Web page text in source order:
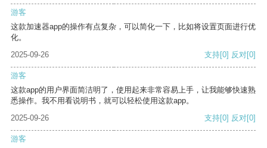
游客
这款加速器app的操作有点复杂，可以简化一下，比如将设置页面进行优
化。
2025-09-26
支持[0] 反对[0]
游客
这款app的用户界面简洁明了，使用起来非常容易上手，让我能够快速熟
悉操作。我不用看说明书，就可以轻松使用这款app。
2025-09-26
支持[0] 反对[0]
游客